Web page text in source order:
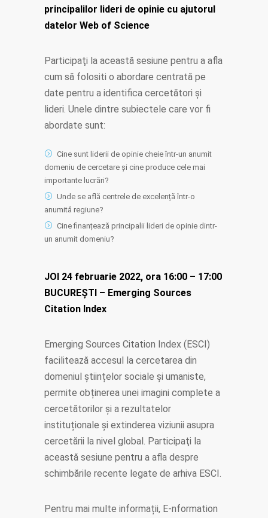
principalilor lideri de opinie cu ajutorul
datelor Web of Science
Participaţi la această sesiune pentru a afla
cum să folositi o abordare centrată pe
date pentru a identifica cercetători și
lideri. Unele dintre subiectele care vor fi
abordate sunt:
Cine sunt liderii de opinie cheie într-un anumit
domeniu de cercetare și cine produce cele mai
importante lucrări?
Unde se află centrele de excelență într-o
anumită regiune?
Cine finanțează principalii lideri de opinie dintr-
un anumit domeniu?
JOI 24 februarie 2022, ora 16:00 – 17:00
BUCUREŞTI – Emerging Sources
Citation Index
Emerging Sources Citation Index (ESCI)
facilitează accesul la cercetarea din
domeniul științelor sociale și umaniste,
permite obținerea unei imagini complete a
cercetătorilor și a rezultatelor
instituționale și extinderea viziunii asupra
cercetării la nivel global. Participaţi la
această sesiune pentru a afla despre
schimbările recente legate de arhiva ESCI.
Pentru mai multe informații, E-nformation